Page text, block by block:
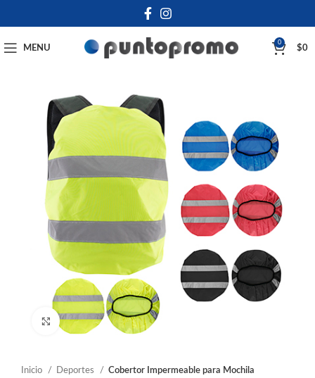
MENU
0
$0
Click to enlarge
Inicio Deportes Cobertor Impermeable para Mochila